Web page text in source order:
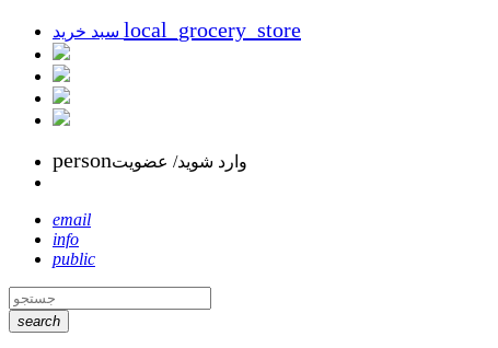
local_grocery_store
personوارد شوید/ عضویت
email
info
public
search